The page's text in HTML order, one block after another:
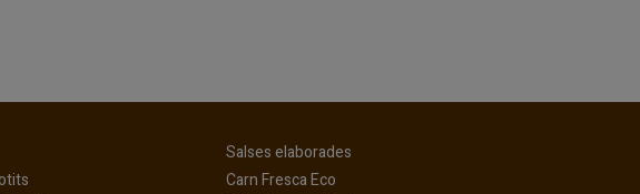
Salses elaborades
Carn Fresca Eco